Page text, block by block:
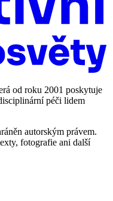
od roku 2001 poskytuje
péči lidem
autorským právem.
fotografie ani další